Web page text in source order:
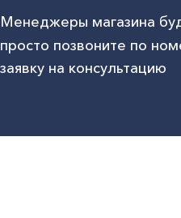
Менеджеры магазина
просто позвоните по
заявку на консультацию